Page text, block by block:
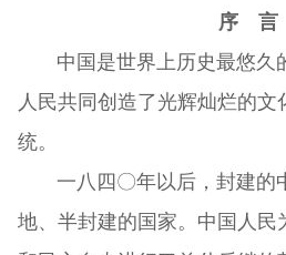
序 言
中国是世界上历史最悠久
人民共同创造了光辉灿烂的
统。
一八四〇年以后，封建的
地、半封建的国家。中国人民